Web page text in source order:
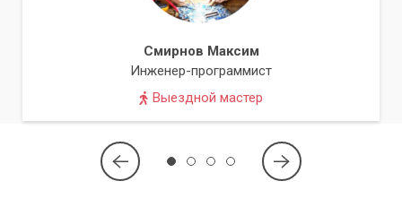
Смирнов Максим
Инженер-программист
Выездной мастер